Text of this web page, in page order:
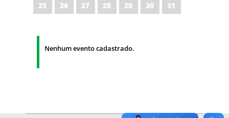
25
26 27 28 29 30 31
Nenhum evento cadastrado.